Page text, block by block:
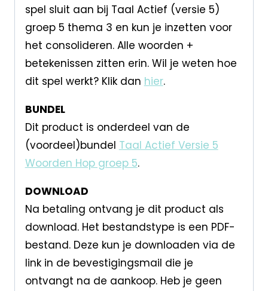
spel sluit aan bij Taal Actief (versie 5)
groep 5 thema 3 en kun je inzetten voor
het consolideren. Alle woorden +
betekenissen zitten erin. Wil je weten hoe
dit spel werkt? Klik dan hier.
BUNDEL
Dit product is onderdeel van de
(voordeel)bundel Taal Actief Versie 5
Woorden Hop groep 5.
DOWNLOAD
Na betaling ontvang je dit product als
download. Het bestandstype is een PDF-
bestand. Deze kun je downloaden via de
link in de bevestigingsmail die je
ontvangt na de aankoop. Heb je geen